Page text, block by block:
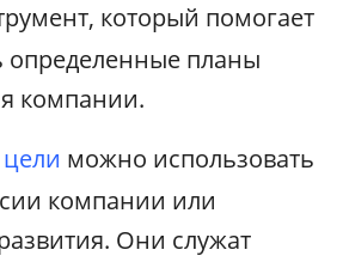
который помогает
определенные планы
компании.
можно использовать
компании или
Они служат